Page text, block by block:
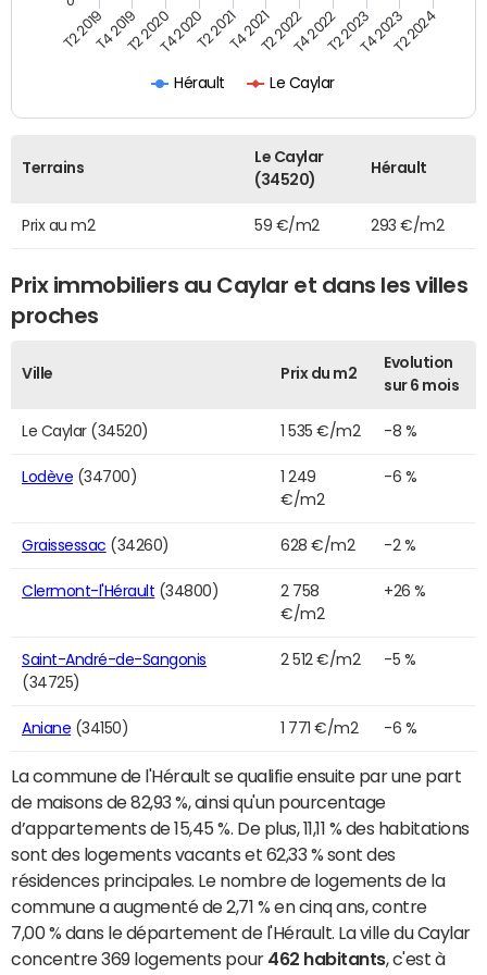
Hérault Le Caylar
T2 2019T4 2019T2 2020T4 2020T2 2021T4 2021T2 2022T4 2022T2 2023T4 2023T2 2024
Terrains
Le Caylar
(34520)
Hérault
Prix au m2 59 €/m2 293 €/m2
Prix immobiliers au Caylar et dans les villes
proches
Ville Prix du m2
Evolution
sur 6 mois
Le Caylar (34520) 1 535 €/m2 -8 %
Lodève (34700)
1 249
€/m2
-6 %
Graissessac (34260) 628 €/m2 -2 %
Clermont-l'Hérault (34800)
2 758
€/m2
+26 %
Saint-André-de-Sangonis
(34725)
2 512 €/m2 -5 %
Aniane (34150) 1 771 €/m2 -6 %
La commune de l'Hérault se qualifie ensuite par une part
de maisons de 82,93 %, ainsi qu'un pourcentage
d’appartements de 15,45 %. De plus, 11,11 % des habitations
sont des logements vacants et 62,33 % sont des
résidences principales. Le nombre de logements de la
commune a augmenté de 2,71 % en cinq ans, contre
7,00 % dans le département de l'Hérault. La ville du Caylar
concentre 369 logements pour 462 habitants, c'est à